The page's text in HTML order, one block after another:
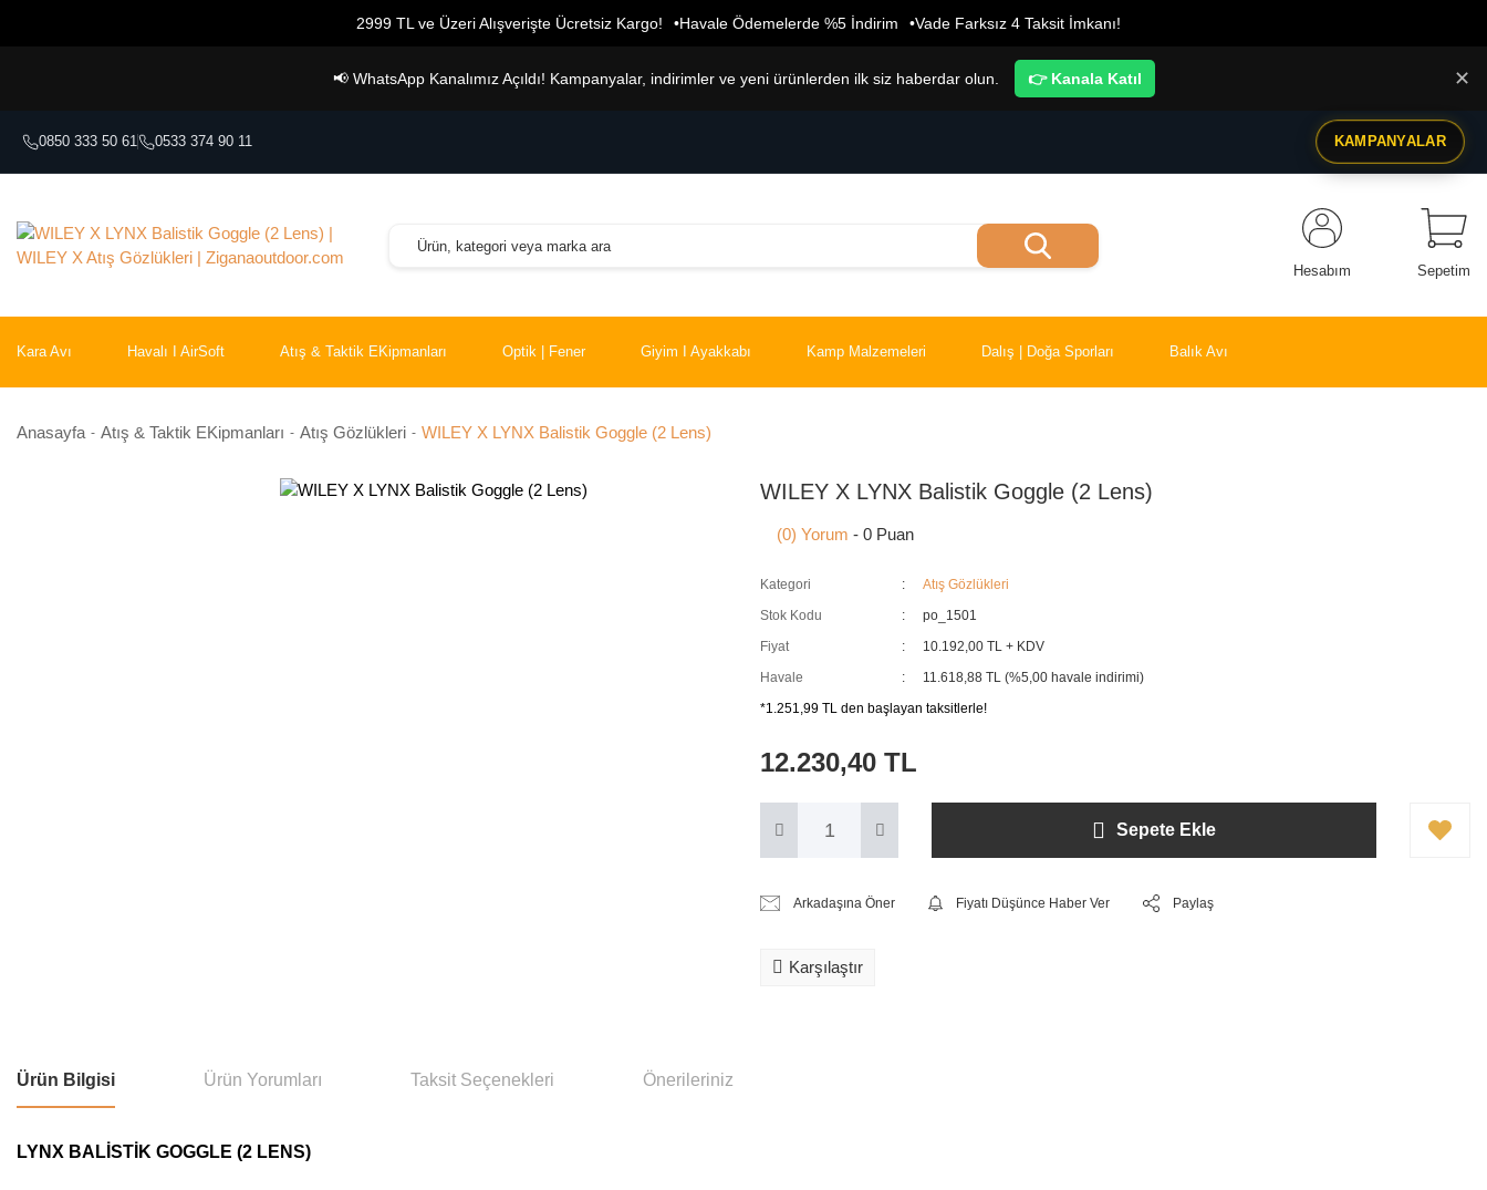
2999 TL ve Üzeri Alışverişte Ücretsiz Kargo! Havale Ödemelerde %5 İndirim Vade Farksız 4 Taksit İmkanı!
📢 WhatsApp Kanalımız Açıldı! Kampanyalar, indirimler ve yeni ürünlerden ilk siz haberdar olun. 👉 Kanala Katıl ✕
0850 333 50 61 0533 374 90 11 KAMPANYALAR
Hesabım Sepetim
Kara Avı Havalı I AirSoft Atış & Taktik EKipmanları Optik | Fener Giyim I Ayakkabı Kamp Malzemeleri Dalış | Doğa Sporları Balık Avı
Anasayfa Atış & Taktik EKipmanları Atış Gözlükleri WILEY X LYNX Balistik Goggle (2 Lens)
WILEY X LYNX Balistik Goggle (2 Lens)
(0) Yorum - 0 Puan
Kategori
Atış Gözlükleri
Stok Kodu
po_1501
Fiyat
10.192,00 TL + KDV
Havale
11.618,88 TL (%5,00 havale indirimi)
*1.251,99 TL den başlayan taksitlerle!
12.230,40 TL
Sepete Ekle
Arkadaşına Öner Fiyatı Düşünce Haber Ver Paylaş
Karşılaştır
Ürün Bilgisi Ürün Yorumları Taksit Seçenekleri Önerileriniz
LYNX BALİSTİK GOGGLE (2 LENS)